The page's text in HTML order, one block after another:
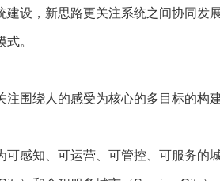
，新思路更关注系统之间协同发
。
绕人的感受为核心的多目标的构
知、可运营、可管控、可服务的